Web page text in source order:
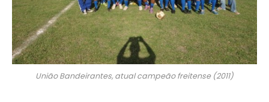
União Bandeirantes, atual campeão freitense (2011)